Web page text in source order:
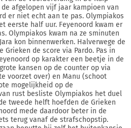
de afgelopen vijf jaar kampioen van
er niet echt aan te pas. Olympiakos
eerste half uur. Feyenoord kwam er
Olympiakos kwam na ze sminuten
kon binnenwerken. Halverwege de
de score via Pardo. Pas in
op karakter een beetje in de
kansen op de counter op via
voorzet over) en Manu (schoot
mogelijkheid op de
rust besliste Olympiakos het duel
tweede helft hoefden de Grieken
mede daardoor beter in de
terug vanaf de strafschopstip.